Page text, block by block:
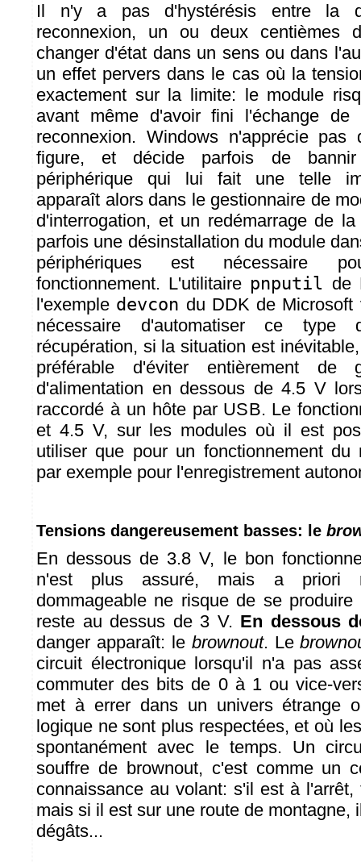
Il n'y a pas d'hystérésis entre la
reconnexion, un ou deux centièmes
changer d'état dans un sens ou dans
un effet pervers dans le cas où la
exactement sur la limite: le module
avant même d'avoir fini l'échange
reconnexion. Windows n'apprécie
figure, et décide parfois de bannir
périphérique qui lui fait une telle
apparaît alors dans le gestionnaire de
d'interrogation, et un redémarrage de
parfois une désinstallation du module
périphériques est nécessaire
fonctionnement. L'utilitaire pnputil de
l'exemple devcon du DDK de Microsoft
nécessaire d'automatiser ce type
récupération, si la situation est
préférable d'éviter entièrement de
d'alimentation en dessous de 4.5 V
raccordé à un hôte par USB. Le
et 4.5 V, sur les modules où il est
utiliser que pour un fonctionnement du
par exemple pour l'enregistrement
Tensions dangereusement basses: le
En dessous de 3.8 V, le bon
n'est plus assuré, mais a priori
dommageable ne risque de se
reste au dessus de 3 V. En dessous
danger apparaît: le brownout. Le
circuit électronique lorsqu'il n'a pas
commuter des bits de 0 à 1 ou vice-
met à errer dans un univers étrange
logique ne sont plus respectées, et où
spontanément avec le temps. Un
souffre de brownout, c'est comme un
connaissance au volant: s'il est à
mais si il est sur une route de montagne,
dégâts...